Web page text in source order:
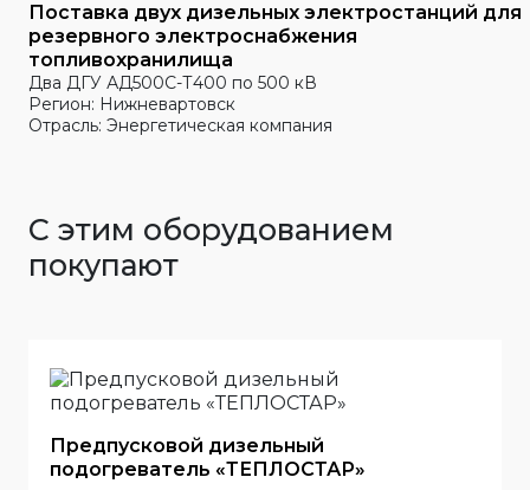
Поставка двух дизельных электростанций для
резервного электроснабжения
топливохранилища
Два ДГУ АД500С-Т400 по 500 кВ
Регион: Нижневартовск
Отрасль: Энергетическая компания
С этим оборудованием
покупают
Предпусковой дизельный
подогреватель «ТЕПЛОСТАР»